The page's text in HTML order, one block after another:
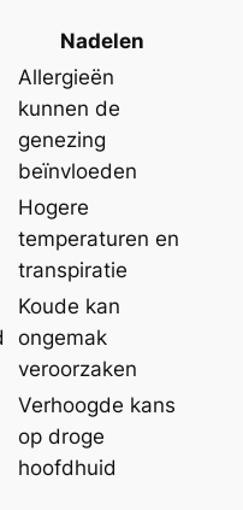
Nadelen
Allergieën
kunnen de
genezing
beïnvloeden
Hogere
temperaturen en
transpiratie
Koude kan
ongemak
veroorzaken
Verhoogde kans
op droge
hoofdhuid